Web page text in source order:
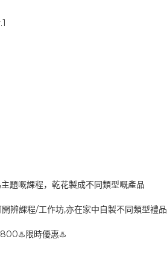
題嘅課程，乾花製成不同類型嘅產品
辨課程/工作坊,亦在家中自製不同類型禮品
♨️ 限時優惠♨️